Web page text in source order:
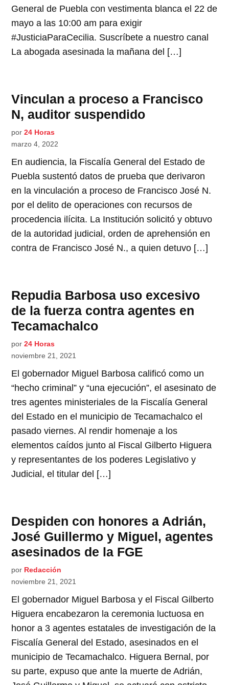
General de Puebla con vestimenta blanca el 22 de
mayo a las 10:00 am para exigir
#JusticiaParaCecilia. Suscríbete a nuestro canal
La abogada asesinada la mañana del […]
Vinculan a proceso a Francisco
N, auditor suspendido
por 24 Horas
marzo 4, 2022
En audiencia, la Fiscalía General del Estado de
Puebla sustentó datos de prueba que derivaron
en la vinculación a proceso de Francisco José N.
por el delito de operaciones con recursos de
procedencia ilícita. La Institución solicitó y obtuvo
de la autoridad judicial, orden de aprehensión en
contra de Francisco José N., a quien detuvo […]
Repudia Barbosa uso excesivo
de la fuerza contra agentes en
Tecamachalco
por 24 Horas
noviembre 21, 2021
El gobernador Miguel Barbosa calificó como un
“hecho criminal” y “una ejecución”, el asesinato de
tres agentes ministeriales de la Fiscalía General
del Estado en el municipio de Tecamachalco el
pasado viernes. Al rendir homenaje a los
elementos caídos junto al Fiscal Gilberto Higuera
y representantes de los poderes Legislativo y
Judicial, el titular del […]
Despiden con honores a Adrián,
José Guillermo y Miguel, agentes
asesinados de la FGE
por Redacción
noviembre 21, 2021
El gobernador Miguel Barbosa y el Fiscal Gilberto
Higuera encabezaron la ceremonia luctuosa en
honor a 3 agentes estatales de investigación de la
Fiscalía General del Estado, asesinados en el
municipio de Tecamachalco. Higuera Bernal, por
su parte, expuso que ante la muerte de Adrián,